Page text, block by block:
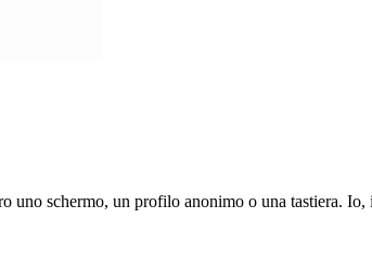
schermo, un profilo anonimo o una tastiera. Io,